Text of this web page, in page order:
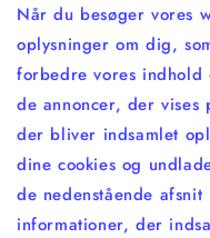
Når du besøger vores
oplysninger om dig,
forbedre vores
de annoncer, der vises
der bliver indsamlet
dine cookies og
de nedenstående
informationer, der